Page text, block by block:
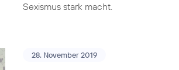
Sexismus stark macht.
28. November 2019